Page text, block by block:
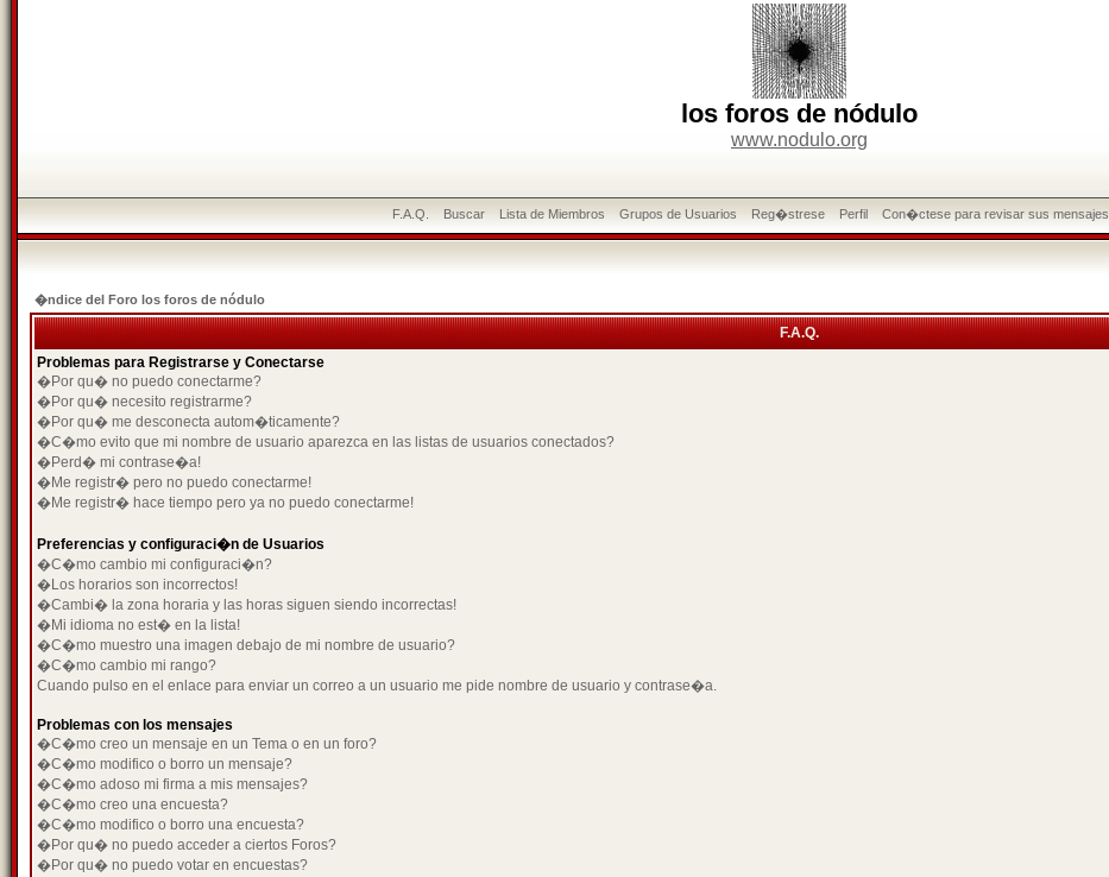
los foros de nódulo
www.nodulo.org
F.A.Q. Buscar Lista de Miembros Grupos de Usuarios Reg�strese Perfil Con�ctese para revisar sus mensajes
�ndice del Foro los foros de nódulo
F.A.Q.
Problemas para Registrarse y Conectarse
�Por qu� no puedo conectarme?
�Por qu� necesito registrarme?
�Por qu� me desconecta autom�ticamente?
�C�mo evito que mi nombre de usuario aparezca en las listas de usuarios conectados?
�Perd� mi contrase�a!
�Me registr� pero no puedo conectarme!
�Me registr� hace tiempo pero ya no puedo conectarme!
Preferencias y configuraci�n de Usuarios
�C�mo cambio mi configuraci�n?
�Los horarios son incorrectos!
�Cambi� la zona horaria y las horas siguen siendo incorrectas!
�Mi idioma no est� en la lista!
�C�mo muestro una imagen debajo de mi nombre de usuario?
�C�mo cambio mi rango?
Cuando pulso en el enlace para enviar un correo a un usuario me pide nombre de usuario y contrase�a.
Problemas con los mensajes
�C�mo creo un mensaje en un Tema o en un foro?
�C�mo modifico o borro un mensaje?
�C�mo adoso mi firma a mis mensajes?
�C�mo creo una encuesta?
�C�mo modifico o borro una encuesta?
�Por qu� no puedo acceder a ciertos Foros?
�Por qu� no puedo votar en encuestas?